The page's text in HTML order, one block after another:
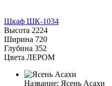
Шкаф ШК-1034
Высота 2224
Ширина 720
Глубина 352
Цвета ЛЕРОМ
Название: Ясень Асахи